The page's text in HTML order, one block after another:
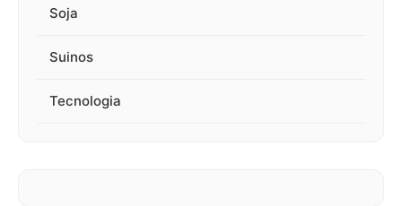
Soja
Suinos
Tecnologia